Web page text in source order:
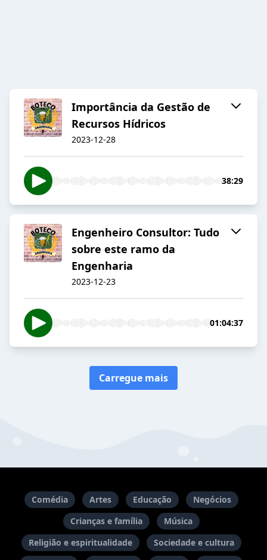
Importância da Gestão de
Recursos Hídricos
2023-12-28
38:29
Engenheiro Consultor: Tudo
sobre este ramo da
Engenharia
2023-12-23
01:04:37
Carregue mais
Comédia Artes Educação
Negócios
Crianças e família
Música
Religião e espiritualidade
Sociedade e cultura